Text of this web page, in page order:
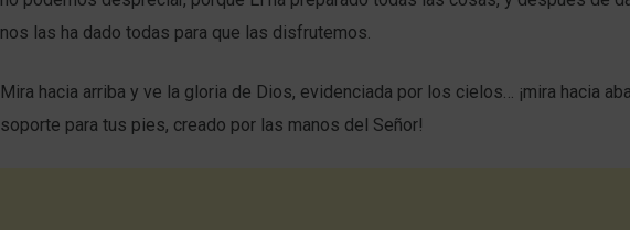
nos las ha dado todas para que las disfrutemos.
Mira hacia arriba y ve la gloria de Dios, evidenciada por los cielos… ¡mira hacia
soporte para tus pies, creado por las manos del Señor!